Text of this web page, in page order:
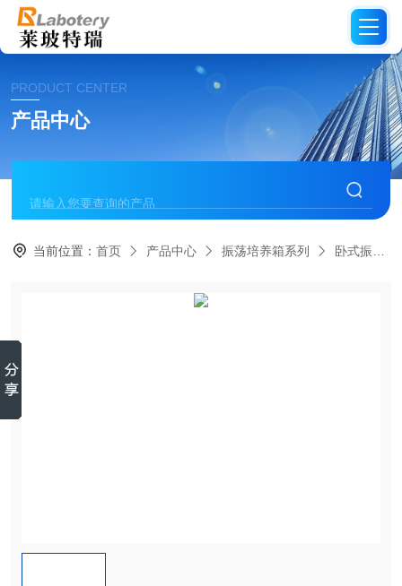
PRODUCT CENTER
产品中心
当前位置：首页 产品中心 振荡培养箱系列 卧式振荡培养箱